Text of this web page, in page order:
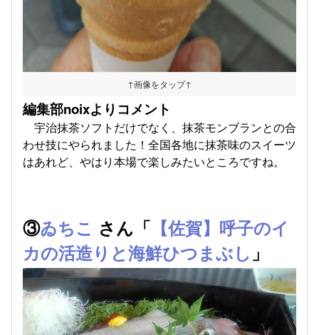
↑画像をタップ↑
編集部noixよりコメント
宇治抹茶ソフトだけでなく、抹茶モンブランとの合
わせ技にやられました！全国各地に抹茶味のスイーツ
はあれど、やはり本場で楽しみたいところですね。
③ゐちこ さん「 【佐賀】呼子のイ
カの活造りと海鮮ひつまぶし 」